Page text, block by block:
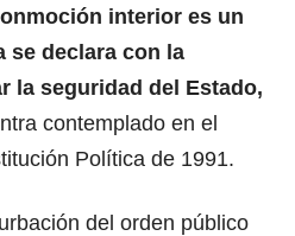
interior es un
se declara con la
la seguridad del Estado,
contemplado en el
Política de 1991.
del orden público